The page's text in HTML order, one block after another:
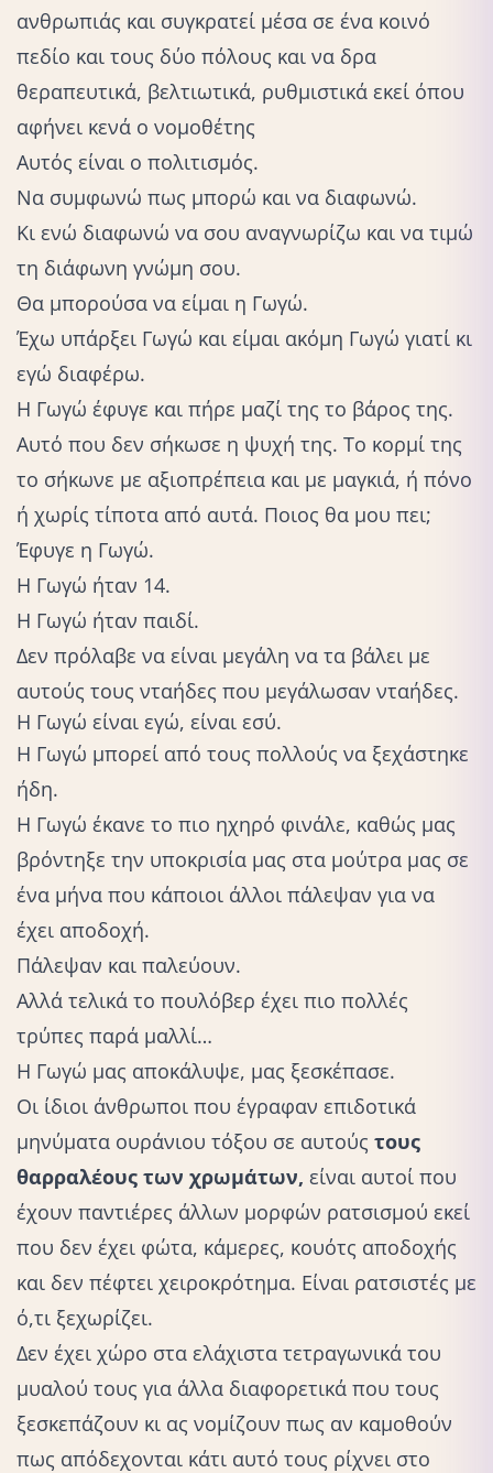
ανθρωπιάς και συγκρατεί μέσα σε ένα κοινό
πεδίο και τους δύο πόλους και να δρα
θεραπευτικά, βελτιωτικά, ρυθμιστικά εκεί όπου
αφήνει κενά ο νομοθέτης
Αυτός είναι ο πολιτισμός.
Να συμφωνώ πως μπορώ και να διαφωνώ.
Κι ενώ διαφωνώ να σου αναγνωρίζω και να τιμώ
τη διάφωνη γνώμη σου.
Θα μπορούσα να είμαι η Γωγώ.
Έχω υπάρξει Γωγώ και είμαι ακόμη Γωγώ γιατί κι
εγώ διαφέρω.
Η Γωγώ έφυγε και πήρε μαζί της το βάρος της.
Αυτό που δεν σήκωσε η ψυχή της. Το κορμί της
το σήκωνε με αξιοπρέπεια και με μαγκιά, ή πόνο
ή χωρίς τίποτα από αυτά. Ποιος θα μου πει;
Έφυγε η Γωγώ.
Η Γωγώ ήταν 14.
Η Γωγώ ήταν παιδί.
Δεν πρόλαβε να είναι μεγάλη να τα βάλει με
αυτούς τους νταήδες που μεγάλωσαν νταήδες.
Η Γωγώ είναι εγώ, είναι εσύ.
Η Γωγώ μπορεί από τους πολλούς να ξεχάστηκε
ήδη.
Η Γωγώ έκανε το πιο ηχηρό φινάλε, καθώς μας
βρόντηξε την υποκρισία μας στα μούτρα μας σε
ένα μήνα που κάποιοι άλλοι πάλεψαν για να
έχει αποδοχή.
Πάλεψαν και παλεύουν.
Αλλά τελικά το πουλόβερ έχει πιο πολλές
τρύπες παρά μαλλί…
Η Γωγώ μας αποκάλυψε, μας ξεσκέπασε.
Οι ίδιοι άνθρωποι που έγραφαν επιδοτικά
μηνύματα ουράνιου τόξου σε αυτούς τους
θαρραλέους των χρωμάτων, είναι αυτοί που
έχουν παντιέρες άλλων μορφών ρατσισμού εκεί
που δεν έχει φώτα, κάμερες, κουότς αποδοχής
και δεν πέφτει χειροκρότημα. Είναι ρατσιστές με
ό,τι ξεχωρίζει.
Δεν έχει χώρο στα ελάχιστα τετραγωνικά του
μυαλού τους για άλλα διαφορετικά που τους
ξεσκεπάζουν κι ας νομίζουν πως αν καμοθούν
πως απόδεχονται κάτι αυτό τους ρίχνει στο